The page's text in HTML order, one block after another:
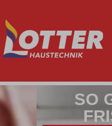
FÜHLT SICH
LUFT AN